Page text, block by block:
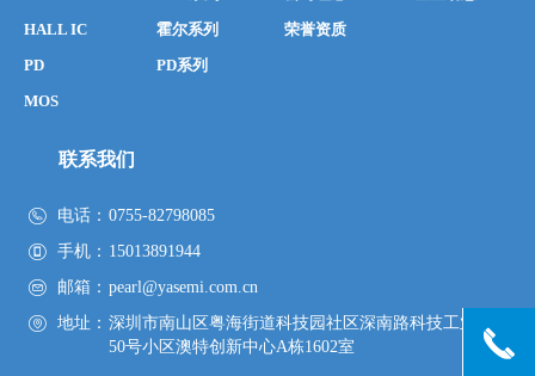
HALL IC
PD
MOS
霍尔系列
PD系列
荣誉资质
联系我们
电话： 0755-82798085
手机： 15013891944
邮箱： pearl@yasemi.com.cn
地址： 深圳市南山区粤海街道科技园社区深南路科技工业园
50号小区澳特创新中心A栋1602室
끅